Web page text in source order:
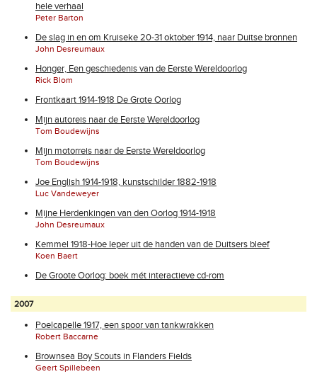
hele verhaal
Peter Barton
De slag in en om Kruiseke 20-31 oktober 1914, naar Duitse bronnen
John Desreumaux
Honger, Een geschiedenis van de Eerste Wereldoorlog
Rick Blom
Frontkaart 1914-1918 De Grote Oorlog
Mijn autoreis naar de Eerste Wereldoorlog
Tom Boudewijns
Mijn motorreis naar de Eerste Wereldoorlog
Tom Boudewijns
Joe English 1914-1918, kunstschilder 1882-1918
Luc Vandeweyer
Mijne Herdenkingen van den Oorlog 1914-1918
John Desreumaux
Kemmel 1918-Hoe Ieper uit de handen van de Duitsers bleef
Koen Baert
De Groote Oorlog: boek mét interactieve cd-rom
2007
Poelcapelle 1917, een spoor van tankwrakken
Robert Baccarne
Brownsea Boy Scouts in Flanders Fields
Geert Spillebeen